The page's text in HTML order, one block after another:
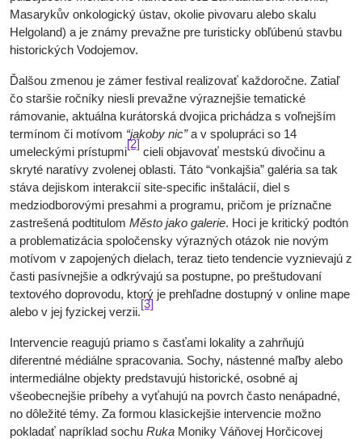
Masarykův onkologický ústav, okolie pivovaru alebo skalu
Helgoland) a je známy prevažne pre turisticky obľúbenú stavbu
historických Vodojemov.
Ďalšou zmenou je zámer festival realizovať každoročne. Zatiaľ
čo staršie ročníky niesli prevažne výraznejšie tematické
rámovanie, aktuálna kurátorská dvojica prichádza s voľnejším
termínom či motívom “jakoby nic”a v spolupráci so 14
umeleckými prístupmi
[2]
cieli objavovať mestskú divočinu a
skryté naratívy zvolenej oblasti. Táto “vonkajšia” galéria sa tak
stáva dejiskom interakcií site-specific inštalácií, diel s
medziodborovými presahmi a programu, pričom je príznačne
zastrešená podtitulom Město jako galerie. Hoci je kritický podtón
a problematizácia spoločensky výrazných otázok nie novým
motívom v zapojených dielach, teraz tieto tendencie vyznievajú z
časti pasívnejšie a odkrývajú sa postupne, po preštudovaní
textového doprovodu, ktorý je prehľadne dostupný v online mape
alebo v jej fyzickej verzii.
[3]
Intervencie reagujú priamo s časťami lokality a zahrňujú
diferentné médiálne spracovania. Sochy, nástenné maľby alebo
intermediálne objekty predstavujú historické, osobné aj
všeobecnejšie príbehy a vyťahujú na povrch často nenápadné,
no dôležité témy. Za formou klasickejšie intervencie možno
pokladať napríklad sochu Ruka Moniky Váňovej Horčicovej